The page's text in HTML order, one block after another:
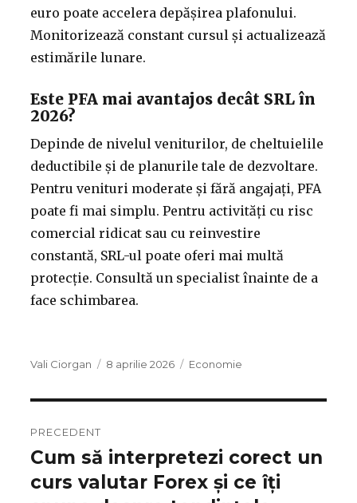
euro poate accelera depășirea plafonului.
Monitorizează constant cursul și actualizează
estimările lunare.
Este PFA mai avantajos decât SRL în
2026?
Depinde de nivelul veniturilor, de cheltuielile
deductibile și de planurile tale de dezvoltare.
Pentru venituri moderate și fără angajați, PFA
poate fi mai simplu. Pentru activități cu risc
comercial ridicat sau cu reinvestire
constantă, SRL-ul poate oferi mai multă
protecție. Consultă un specialist înainte de a
face schimbarea.
Autor
Vali Ciorgan
Publicat
8 aprilie 2026 Categorii
Economie
PRECEDENT
Articolul
anterior:
Cum să interpretezi corect un
curs valutar Forex și ce îți